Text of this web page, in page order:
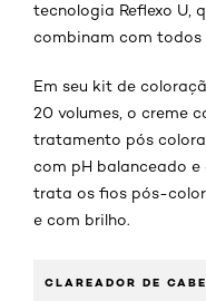
tecnologia Reflexo U,
combinam com todos
Em seu kit de
20 volumes, o creme
tratamento pós
com pH balanceado
trata os fios pós-
e com brilho.
CLAREADOR DE